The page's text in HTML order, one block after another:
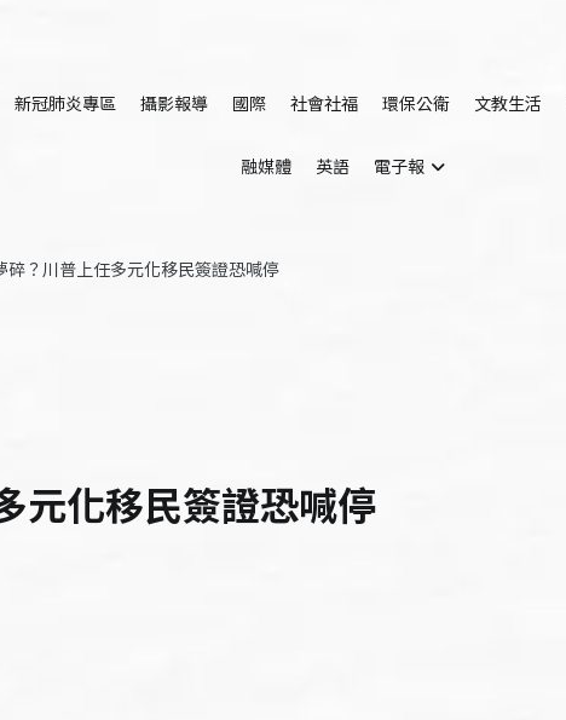
新冠肺炎專區 攝影報導 國際 社會社福 環保公衛 文教生活
融媒體 英語 電子報
碎？川普上任多元化移民簽證恐喊停
元化移民簽證恐喊停